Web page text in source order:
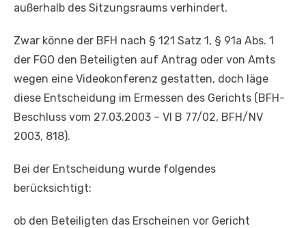
außerhalb des Sitzungsraums verhindert.
Zwar könne der BFH nach § 121 Satz 1, § 91a Abs. 1
der FGO den Beteiligten auf Antrag oder von Amts
wegen eine Videokonferenz gestatten, doch läge
diese Entscheidung im Ermessen des Gerichts (BFH-
Beschluss vom 27.03.2003 – VI B 77/02, BFH/NV
2003, 818).
Bei der Entscheidung wurde folgendes
berücksichtigt:
ob den Beteiligten das Erscheinen vor Gericht